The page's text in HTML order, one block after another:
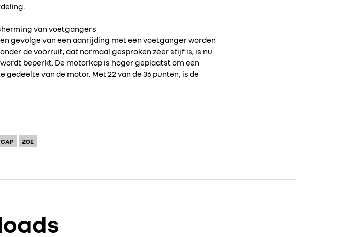
van voetgangers
gevolge van een aanrijding met een voetganger worden
de voorruit, dat normaal gesproken zeer stijf is, is nu
beperkt. De motorkap is hoger geplaatst om een
van de motor. Met 22 van de 36 punten, is de
ZOE